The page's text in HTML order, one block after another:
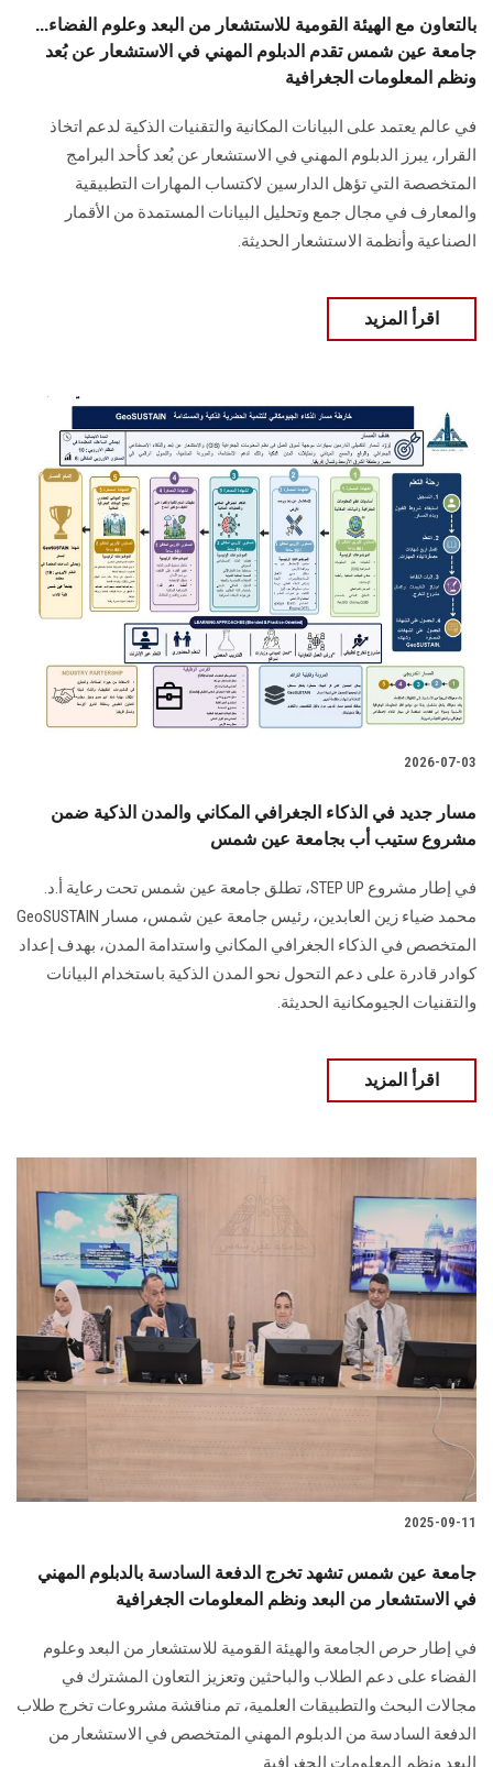
الموظفون
سجل الان
بالتعاون مع الهيئة القومية للاستشعار من البعد وعلوم الفضاء...
جامعة عين شمس تقدم الدبلوم المهني في الاستشعار عن بُعد
ونظم المعلومات الجغرافية
في عالم يعتمد على البيانات المكانية والتقنيات الذكية لدعم اتخاذ
القرار، يبرز الدبلوم المهني في الاستشعار عن بُعد كأحد البرامج
المتخصصة التي تؤهل الدارسين لاكتساب المهارات التطبيقية
والمعارف في مجال جمع وتحليل البيانات المستمدة من الأقمار
الصناعية وأنظمة الاستشعار الحديثة.
اقرأ المزيد
2026-07-03
مسار جديد في الذكاء الجغرافي المكاني والمدن الذكية ضمن
مشروع ستيب أب بجامعة عين شمس
في إطار مشروع STEP UP، تطلق جامعة عين شمس تحت رعاية أ.د.
محمد ضياء زين العابدين، رئيس جامعة عين شمس، مسار GeoSUSTAIN
المتخصص في الذكاء الجغرافي المكاني واستدامة المدن، بهدف إعداد
كوادر قادرة على دعم التحول نحو المدن الذكية باستخدام البيانات
والتقنيات الجيومكانية الحديثة.
اقرأ المزيد
2025-09-11
جامعة عين شمس تشهد تخرج الدفعة السادسة بالدبلوم المهني
في الاستشعار من البعد ونظم المعلومات الجغرافية
في إطار حرص الجامعة والهيئة القومية للاستشعار من البعد وعلوم
الفضاء على دعم الطلاب والباحثين وتعزيز التعاون المشترك في
مجالات البحث والتطبيقات العلمية، تم مناقشة مشروعات تخرج طلاب
الدفعة السادسة من الدبلوم المهني المتخصص في الاستشعار من
البعد ونظم المعلومات الجغرافية